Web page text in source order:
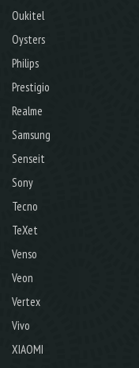
Oukitel
Oysters
Philips
Prestigio
Realme
Samsung
Senseit
Sony
Tecno
TeXet
Venso
Veon
Vertex
Vivo
XIAOMI